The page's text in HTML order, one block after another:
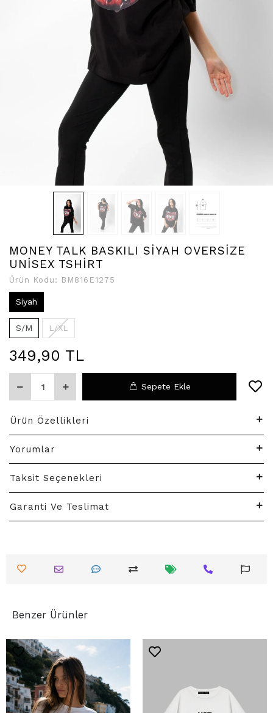
MONEY TALK BASKILI SİYAH OVERSİZE
UNİSEX TSHİRT
Ürün Kodu: BM816E1275
Siyah
S/M L/XL
349,90 TL
Sepete Ekle
Ürün Özellikleri
Yorumlar
Taksit Seçenekleri
Garanti Ve Teslimat
Benzer Ürünler